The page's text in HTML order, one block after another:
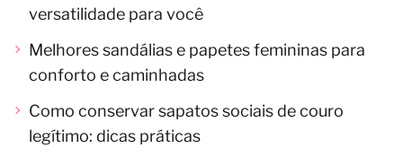
versatilidade para você
Melhores sandálias e papetes femininas para
conforto e caminhadas
Como conservar sapatos sociais de couro
legítimo: dicas práticas